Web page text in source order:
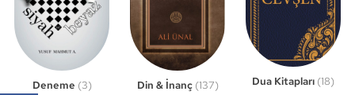
Deneme (3) Din & İnanç (137) Dua Kitapları (18)